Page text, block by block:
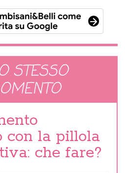
STESSO
con la pillola
che fare?